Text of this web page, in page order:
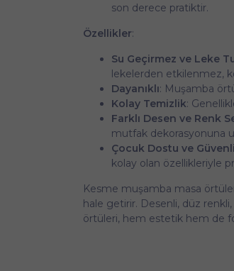
son derece pratiktir.
Özellikler:
Su Geçirmez ve Leke
lekelerden etkilenmez,
Dayanıklı: Muşamba
Kolay Temizlik:
Farklı Desen ve Renk
mutfak dekorasyonuna
Çocuk Dostu ve Güvenli
kolay olan özellikleriyle
Kesme muşamba masa
hale getirir. Desenli, düz
örtüleri, hem estetik hem de